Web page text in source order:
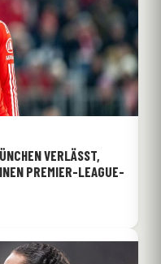
VERLÄSST,
PREMIER-LEAGUE-